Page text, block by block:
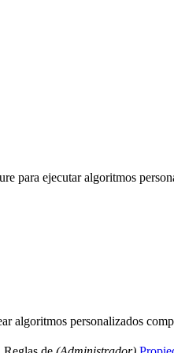
para ejecutar algoritmos
algoritmos personalizados